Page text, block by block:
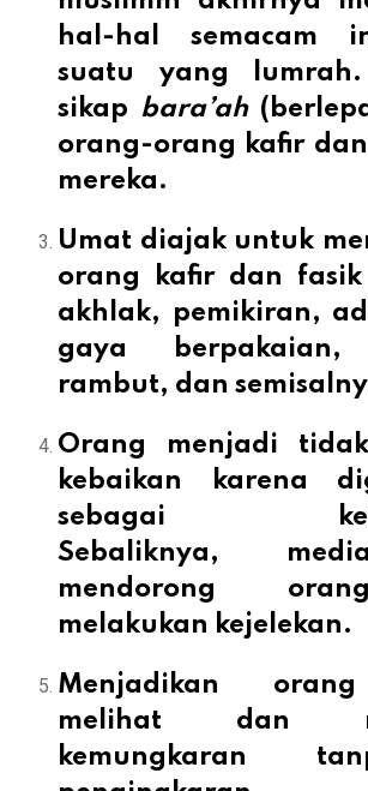
hal-hal semacam
suatu yang
sikap bara’ah
orang-orang kafir
mereka.
Umat diajak untuk
orang kafir dan fasik
akhlak, pemikiran,
gaya berpakaian,
rambut, dan
Orang menjadi
kebaikan karena
sebagai
Sebaliknya,
mendorong
melakukan kejelekan.
Menjadikan
melihat dan
kemungkaran